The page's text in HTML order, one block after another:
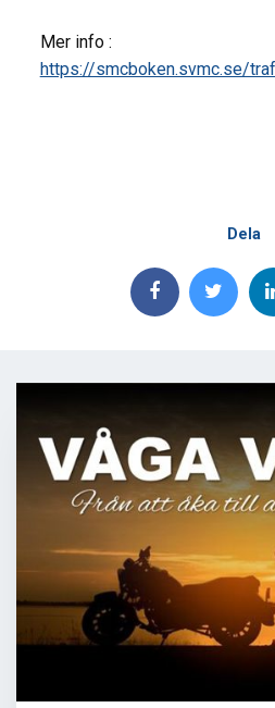
Mer info :
https://smcboken.svmc.se/
Dela